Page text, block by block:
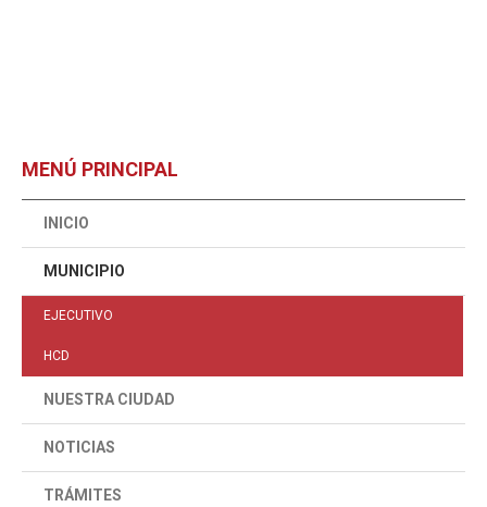
MENÚ PRINCIPAL
INICIO
MUNICIPIO
EJECUTIVO
HCD
NUESTRA CIUDAD
NOTICIAS
TRÁMITES